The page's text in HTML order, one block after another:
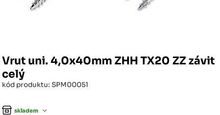
Vrut uni. 4,0x40mm ZHH TX20 ZZ závit
celý
kód produktu: SPM00051
skladem